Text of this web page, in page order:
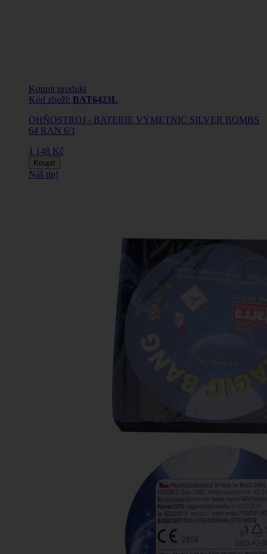
Koupit produkt
Kód zboží: BAT6423L
OHŇOSTROJ - BATERIE VÝMETNIC SILVER BOMBS
64 RAN 6/1
1 148 Kč
Koupit
Náš tip!